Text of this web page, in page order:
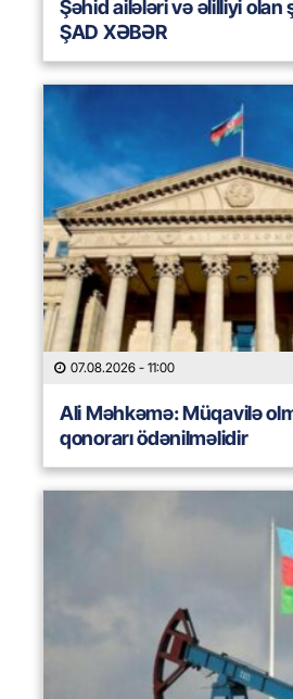
Şəhid ailələri və əlilliyi
ŞAD XƏBƏR
07.08.2026 - 11:00
Ali Məhkəmə: Müqavilə
qonorarı ödənilməlidir